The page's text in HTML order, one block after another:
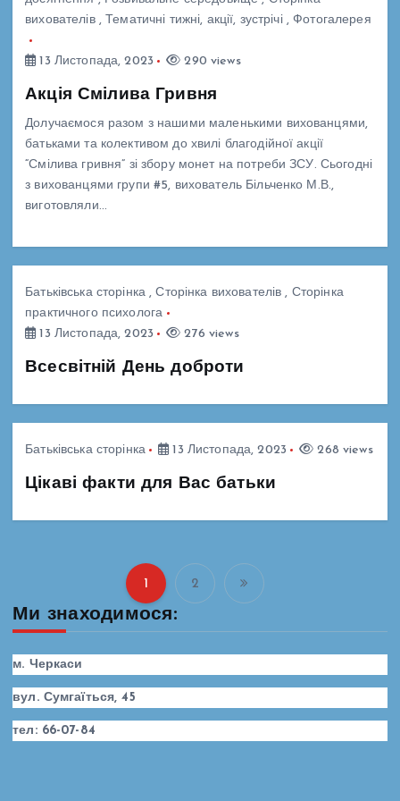
вихователів, Тематичні тижні, акції, зустрічі,Фотогалерея
13 Листопада, 2023 290 views
Акція Смілива Гривня
Долучаємося разом з нашими маленькими вихованцями,
батьками та колективом до хвилі благодійної акції
“Смілива гривня” зі збору монет на потреби ЗСУ. Сьогодні
з вихованцями групи #5, вихователь Більченко М.В.,
виготовляли…
Батьківська сторінка,Сторінка вихователів , Сторінка
практичного психолога
13 Листопада, 2023
276 views
Всесвітній День доброти
Батьківська сторінка 13 Листопада, 2023 268 views
Цікаві факти для Вас батьки
П
а
г
і
1 2
Ми знаходимося:
м. Черкаси
вул. Сумгаїться, 45
тел: 66-07-84